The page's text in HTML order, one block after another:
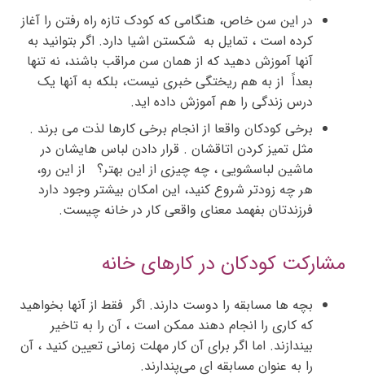
در این سن خاص، هنگامی که کودک تازه راه رفتن را آغاز
کرده است ، تمایل به شکستن اشیا دارد. اگر بتوانید به
آنها آموزش دهید که از همان سن مراقب باشند، نه تنها
بعداً از به هم ریختگی خبری نیست، بلکه به آنها یک
درس زندگی را هم آموزش داده اید.
برخی کودکان واقعا از انجام برخی کارها لذت می برند .
مثل تمیز کردن اتاقشان . قرار دادن لباس هایشان در
ماشین لباسشویی ، چه چیزی از این بهتر؟ از این رو،
هر چه زودتر شروع کنید، این امکان بیشتر وجود دارد
فرزندتان بفهمد معنای واقعی کار در خانه چیست.
مشارکت کودکان در کارهای خانه
بچه ها مسابقه را دوست دارند. اگر فقط از آنها بخواهید
که کاری را انجام دهند ممکن است ، آن را به تاخیر
بیندازند. اما اگر برای آن کار مهلت زمانی تعیین کنید ، آن
را به عنوان مسابقه ای می‌پندارند.